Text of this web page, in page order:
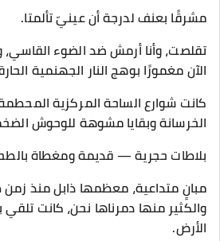
مشرقًا بعنف لدرجة أن عينيّ تألمتا.
تقلصت، وأنا أرمش ضد الضوء
الآن مغمورًا بوهج النار الجهنمية
كانت شوارع الساحة المركزية
الخرسانة وبقايا مشوهة للوحوش
بلاطات حجرية — قديمة ومغطاة
مبانٍ متداعية، معظمها ذابل منذ
والكثير منها دمرناها نحن، كانت تلقي
الأرض.